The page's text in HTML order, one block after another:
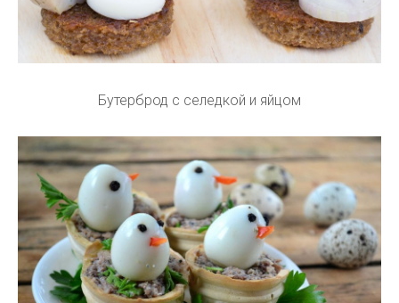
Бутерброд с селедкой и яйцом